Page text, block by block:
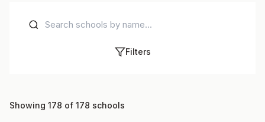
Filters
Showing 178 of 178 schools